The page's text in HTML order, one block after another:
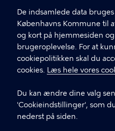
De indsamlede data
Københavns Kommune til
og kort på hjemmesiden
brugeroplevelse. For at
cookiepolitikken skal du
cookies. Læs hele vores
Du kan ændre dine valg
'Cookieindstillinger', som
nederst på siden.
fFind andre kontakter her
CVR-nummer64942212
GENVEJE
Digital Post
Databeskyttelse